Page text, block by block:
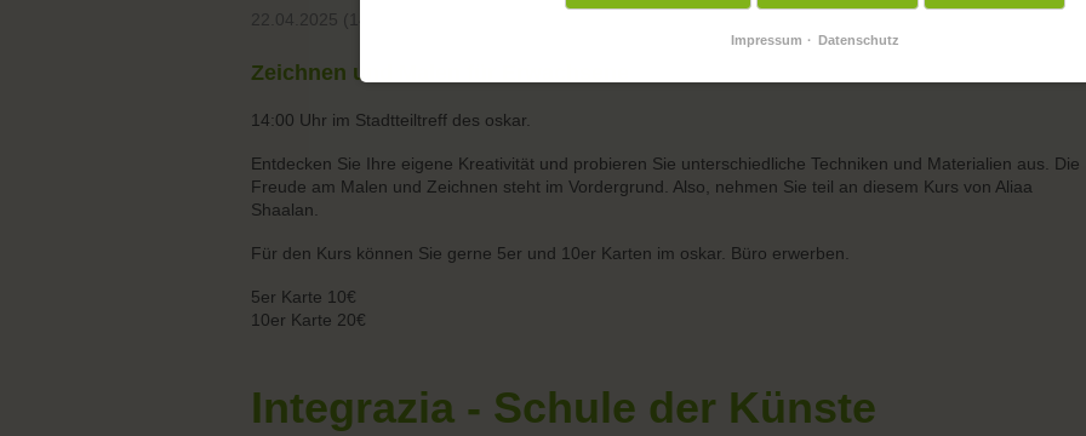
22.04.2025 (14:00:00)
Zeichnen und Malen für Erwachsene
14:00 Uhr im Stadtteiltreff des oskar.
Entdecken Sie Ihre eigene Kreativität und probieren Sie unterschiedliche Techniken und Materialien aus. Die
Freude am Malen und Zeichnen steht im Vordergrund. Also, nehmen Sie teil an diesem Kurs von Aliaa
Shaalan.
Für den Kurs können Sie gerne 5er und 10er Karten im oskar. Büro erwerben.
5er Karte 10€
10er Karte 20€
Integrazia - Schule der Künste
Impressum Datenschutz